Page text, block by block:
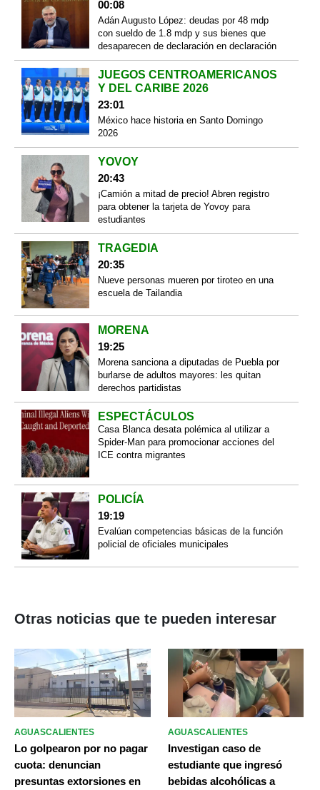
00:08
Adán Augusto López: deudas por 48 mdp
con sueldo de 1.8 mdp y sus bienes que
desaparecen de declaración en declaración
JUEGOS CENTROAMERICANOS
Y DEL CARIBE 2026
23:01
México hace historia en Santo Domingo
2026
YOVOY
20:43
¡Camión a mitad de precio! Abren registro
para obtener la tarjeta de Yovoy para
estudiantes
TRAGEDIA
20:35
Nueve personas mueren por tiroteo en una
escuela de Tailandia
MORENA
19:25
Morena sanciona a diputadas de Puebla por
burlarse de adultos mayores: les quitan
derechos partidistas
ESPECTÁCULOS
Casa Blanca desata polémica al utilizar a
Spider-Man para promocionar acciones del
ICE contra migrantes
POLICÍA
19:19
Evalúan competencias básicas de la función
policial de oficiales municipales
Otras noticias que te pueden interesar
AGUASCALIENTES
Lo golpearon por no pagar
cuota: denuncian
presuntas extorsiones en
AGUASCALIENTES
Investigan caso de
estudiante que ingresó
bebidas alcohólicas a